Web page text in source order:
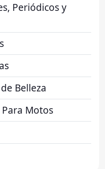
Periódicos y
Belleza
Motos